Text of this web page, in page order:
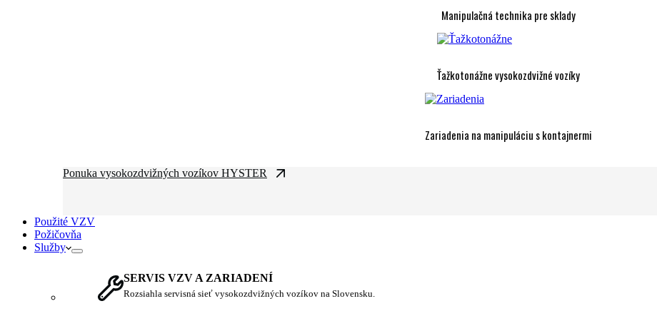
Manipulačná technika pre sklady
Ťažkotonážne vysokozdvižné vozíky
Zariadenia na manipuláciu s kontajnermi
Ponuka vysokozdvižných vozíkov HYSTER
Použité VZV
Požičovňa
Služby
SERVIS VZV A ZARIADENÍ
Rozsiahla servisná sieť vysokozdvižných vozíkov na Slovensku.